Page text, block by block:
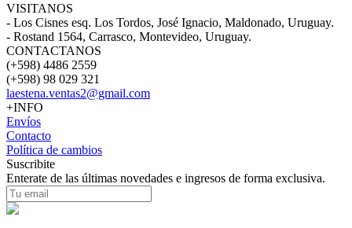
VISITANOS
- Los Cisnes esq. Los Tordos, José Ignacio, Maldonado, Uruguay.
- Rostand 1564, Carrasco, Montevideo, Uruguay.
CONTACTANOS
(+598) 4486 2559
(+598) 98 029 321
laestena.ventas2@gmail.com
+INFO
Envíos
Contacto
Política de cambios
Suscribite
Enterate de las últimas novedades e ingresos de forma exclusiva.